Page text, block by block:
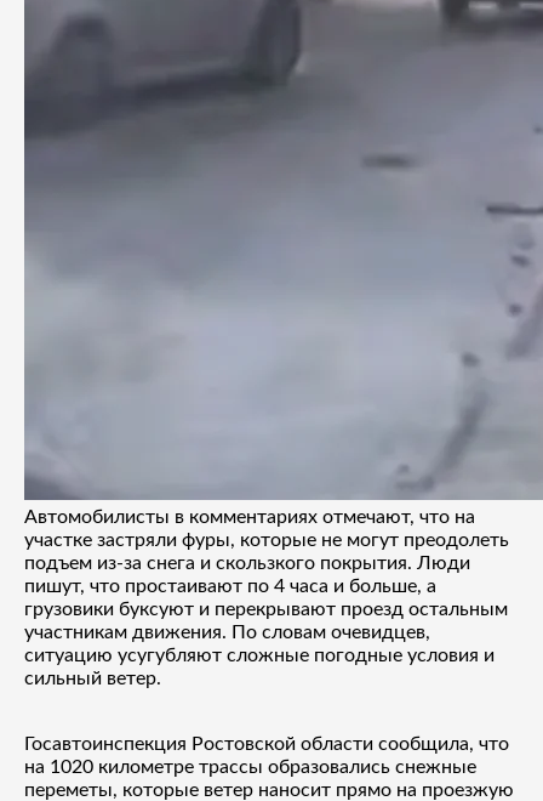
Автомобилисты в комментариях отмечают, что на
участке застряли фуры, которые не могут преодолеть
подъем из-за снега и скользкого покрытия. Люди
пишут, что простаивают по 4 часа и больше, а
грузовики буксуют и перекрывают проезд остальным
участникам движения. По словам очевидцев,
ситуацию усугубляют сложные погодные условия и
сильный ветер.
Госавтоинспекция Ростовской области сообщила, что
на 1020 километре трассы образовались снежные
переметы, которые ветер наносит прямо на проезжую